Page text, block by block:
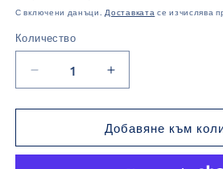
цена
С включени данъци.Доставката се изчислява
Количество
Количество
Намаляване
на
количеството
Шоколад
Увеличаване
на
количеството
за
Шоколад
Добавяне към